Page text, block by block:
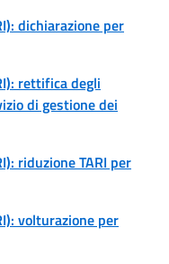
dichiarazione per
rettifica degli
di gestione dei
riduzione TARI per
volturazione per